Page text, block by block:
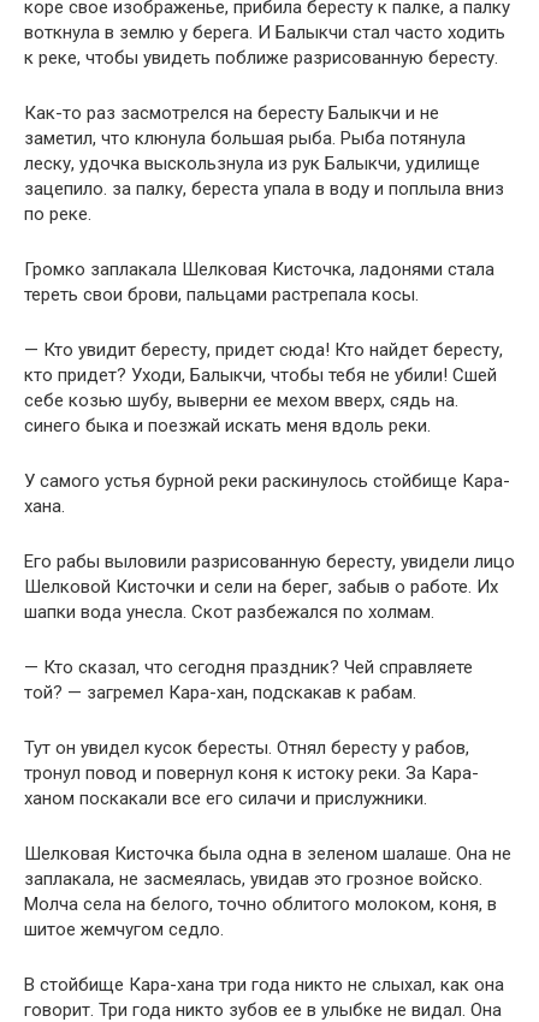
коре свое изображенье, прибила бересту к палке, а палку
воткнула в землю у берега. И Балыкчи стал часто ходить
к реке, чтобы увидеть поближе разрисованную бересту.
Как-то раз засмотрелся на бересту Балыкчи и не
заметил, что клюнула большая рыба. Рыба потянула
леску, удочка выскользнула из рук Балыкчи, удилище
зацепило. за палку, береста упала в воду и поплыла вниз
по реке.
Громко заплакала Шелковая Кисточка, ладонями стала
тереть свои брови, пальцами растрепала косы.
— Кто увидит бересту, придет сюда! Кто найдет бересту,
кто придет? Уходи, Балыкчи, чтобы тебя не убили! Сшей
себе козью шубу, выверни ее мехом вверх, сядь на.
синего быка и поезжай искать меня вдоль реки.
У самого устья бурной реки раскинулось стойбище Кара-
хана.
Его рабы выловили разрисованную бересту, увидели лицо
Шелковой Кисточки и сели на берег, забыв о работе. Их
шапки вода унесла. Скот разбежался по холмам.
— Кто сказал, что сегодня праздник? Чей справляете
той? — загремел Кара-хан, подскакав к рабам.
Тут он увидел кусок бересты. Отнял бересту у рабов,
тронул повод и повернул коня к истоку реки. За Кара-
ханом поскакали все его силачи и прислужники.
Шелковая Кисточка была одна в зеленом шалаше. Она не
заплакала, не засмеялась, увидав это грозное войско.
Молча села на белого, точно облитого молоком, коня, в
шитое жемчугом седло.
В стойбище Кара-хана три года никто не слыхал, как она
говорит. Три года никто зубов ее в улыбке не видал. Она